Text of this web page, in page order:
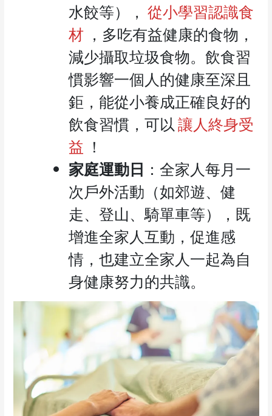
水餃等）， 從小學習認識食
材 ，多吃有益健康的食物，
減少攝取垃圾食物。飲食習
慣影響一個人的健康至深且
鉅，能從小養成正確良好的
飲食習慣，可以讓人終身受
益 ！
家庭運動日 ：全家人每月一
次戶外活動（如郊遊、健
走、登山、騎單車等），既
增進全家人互動，促進感
情，也建立全家人一起為自
身健康努力的共識。